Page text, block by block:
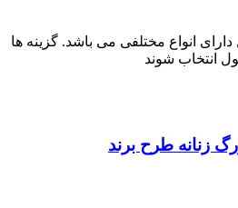
انواع مختلفی می باشد. گزینه ها
انتخاب شوند